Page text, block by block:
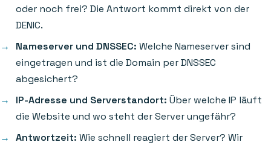
oder noch frei? Die Antwort kommt direkt von der
DENIC.
Nameserver und DNSSEC: Welche Nameserver sind
eingetragen und ist die Domain per DNSSEC
abgesichert?
IP-Adresse und Serverstandort: Über welche IP läuft
die Website und wo steht der Server ungefähr?
Antwortzeit: Wie schnell reagiert der Server? Wir